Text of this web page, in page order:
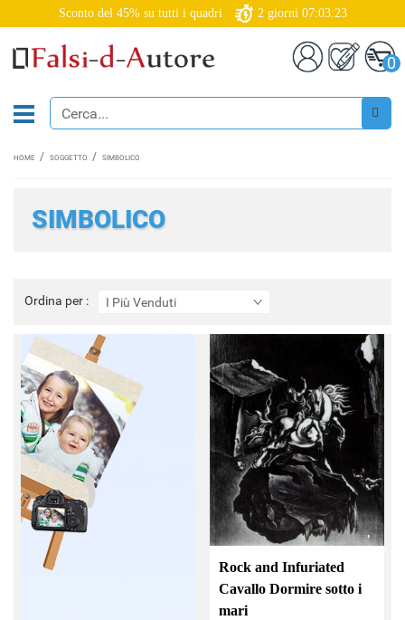
Sconto del 45% su tutti i quadri 2 giorni 07:03:21
0
HOME SOGGETTO SIMBOLICO
SIMBOLICO
Ordina per : I Più Venduti
Ordina
per
Rock and Infuriated
Cavallo Dormire sotto i
mari